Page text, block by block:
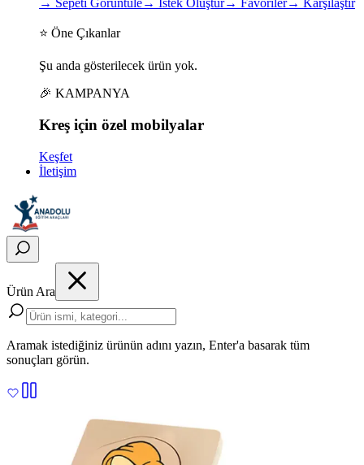
→ Sepeti Görüntüle→ İstek Oluştur→ Favoriler→ Karşılaştır
⭐ Öne Çıkanlar
Şu anda gösterilecek ürün yok.
🎉 KAMPANYA
Kreş için özel mobilyalar
Keşfet
İletişim
Ürün Ara
Aramak istediğiniz ürünün adını yazın, Enter'a basarak tüm
sonuçları görün.